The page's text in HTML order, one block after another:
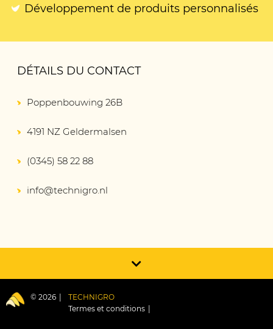
Développement de produits personnalisés
DÉTAILS DU CONTACT
Poppenbouwing 26B
4191 NZ Geldermalsen
(0345) 58 22 88
info@technigro.nl
© 2026
TECHNIGRO
Termes et conditions